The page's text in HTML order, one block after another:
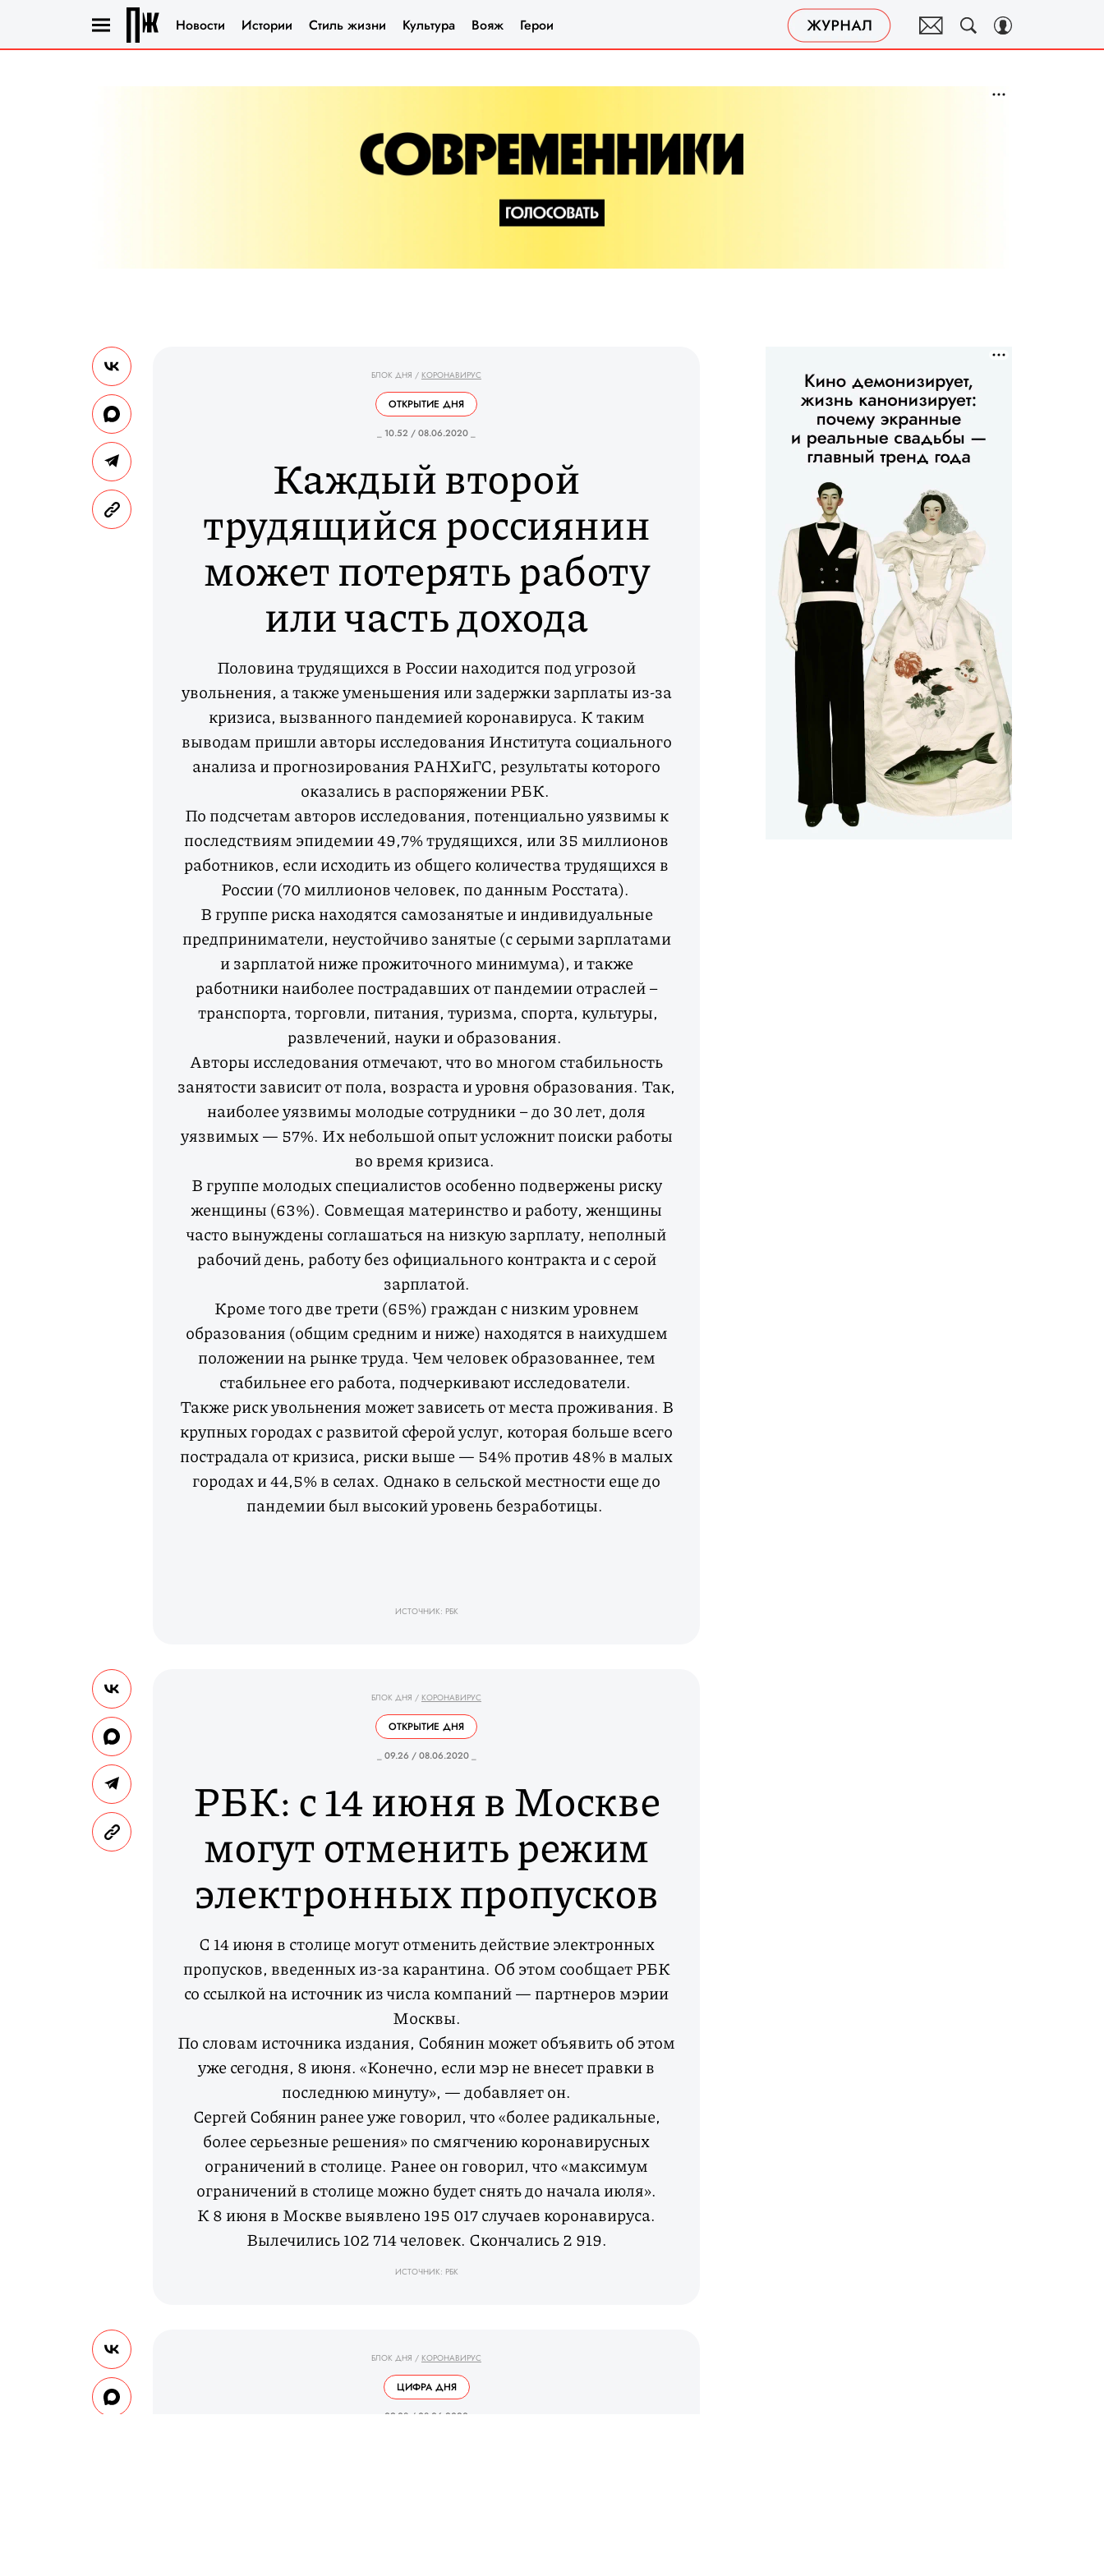
Новости Истории Стиль жизни Культура Вояж Герои
БЛОК ДНЯ / КОРОНАВИРУС
ОТКРЫТИЕ ДНЯ
_ 10.52 / 08.06.2020 _
Каждый второй
трудящийся россиянин
может потерять работу
или часть дохода
Половина трудящихся в России находится под угрозой
увольнения, а также уменьшения или задержки зарплаты из-за
кризиса, вызванного пандемией коронавируса. К таким
выводам пришли авторы исследования Института социального
анализа и прогнозирования РАНХиГС, результаты которого
оказались в распоряжении РБК.
По подсчетам авторов исследования, потенциально уязвимы к
последствиям эпидемии 49,7% трудящихся, или 35 миллионов
работников, если исходить из общего количества трудящихся в
России (70 миллионов человек, по данным Росстата).
В группе риска находятся самозанятые и индивидуальные
предприниматели, неустойчиво занятые (с серыми зарплатами
и зарплатой ниже прожиточного минимума), и также
работники наиболее пострадавших от пандемии отраслей –
транспорта, торговли, питания, туризма, спорта, культуры,
развлечений, науки и образования.
Авторы исследования отмечают, что во многом стабильность
занятости зависит от пола, возраста и уровня образования. Так,
наиболее уязвимы молодые сотрудники – до 30 лет, доля
уязвимых — 57%. Их небольшой опыт усложнит поиски работы
во время кризиса.
В группе молодых специалистов особенно подвержены риску
женщины (63%). Совмещая материнство и работу, женщины
часто вынуждены соглашаться на низкую зарплату, неполный
рабочий день, работу без официального контракта и с серой
зарплатой.
Кроме того две трети (65%) граждан с низким уровнем
образования (общим средним и ниже) находятся в наихудшем
положении на рынке труда. Чем человек образованнее, тем
стабильнее его работа, подчеркивают исследователи.
Также риск увольнения может зависеть от места проживания. В
крупных городах с развитой сферой услуг, которая больше всего
пострадала от кризиса, риски выше — 54% против 48% в малых
городах и 44,5% в селах. Однако в сельской местности еще до
пандемии был высокий уровень безработицы.
ИСТОЧНИК: РБК
БЛОК ДНЯ / КОРОНАВИРУС
ОТКРЫТИЕ ДНЯ
_ 09.26 / 08.06.2020 _
РБК: с 14 июня в Москве
могут отменить режим
электронных пропусков
С 14 июня в столице могут отменить действие электронных
пропусков, введенных из-за карантина. Об этом сообщает РБК
со ссылкой на источник из числа компаний — партнеров мэрии
Москвы.
По словам источника издания, Собянин может объявить об этом
уже сегодня, 8 июня. «Конечно, если мэр не внесет правки в
последнюю минуту», — добавляет он.
Сергей Собянин ранее уже говорил, что «более радикальные,
более серьезные решения» по смягчению коронавирусных
ограничений в столице. Ранее он говорил, что «максимум
ограничений в столице можно будет снять до начала июля».
К 8 июня в Москве выявлено 195 017 случаев коронавируса.
Вылечились 102 714 человек. Скончались 2 919.
ИСТОЧНИК: РБК
БЛОК ДНЯ / КОРОНАВИРУС
ЦИФРА ДНЯ
_ 09.08 / 08.06.2020 _